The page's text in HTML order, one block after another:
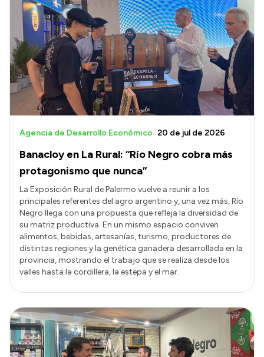
Banacloy en La Rural: “Río Negro cobra más
protagonismo que nunca”
Agencia de Desarrollo Económico 20 de jul de 2026
La Exposición Rural de Palermo vuelve a reunir a los
principales referentes del agro argentino y, una vez más, Río
Negro llega con una propuesta que refleja la diversidad de
su matriz productiva. En un mismo espacio conviven
alimentos, bebidas, artesanías, turismo, productores de
distintas regiones y la genética ganadera desarrollada en la
provincia, mostrando el trabajo que se realiza desde los
valles hasta la cordillera, la estepa y el mar.